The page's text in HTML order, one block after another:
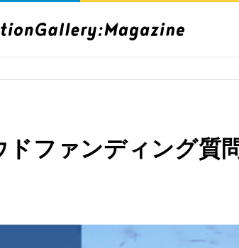
ドファンディング質